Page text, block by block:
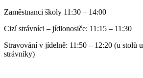
Zaměstnanci školy 11:30 – 14:00
Cizí strávníci – jídlonosiče: 11:15 – 11:30
Stravování v jídelně: 11:50 – 12:20 (u stolů
strávníky)